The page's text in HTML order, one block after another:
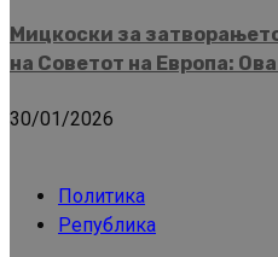
Мицкоски за
на Советот на Европа:
30/01/2026
Политика
Република